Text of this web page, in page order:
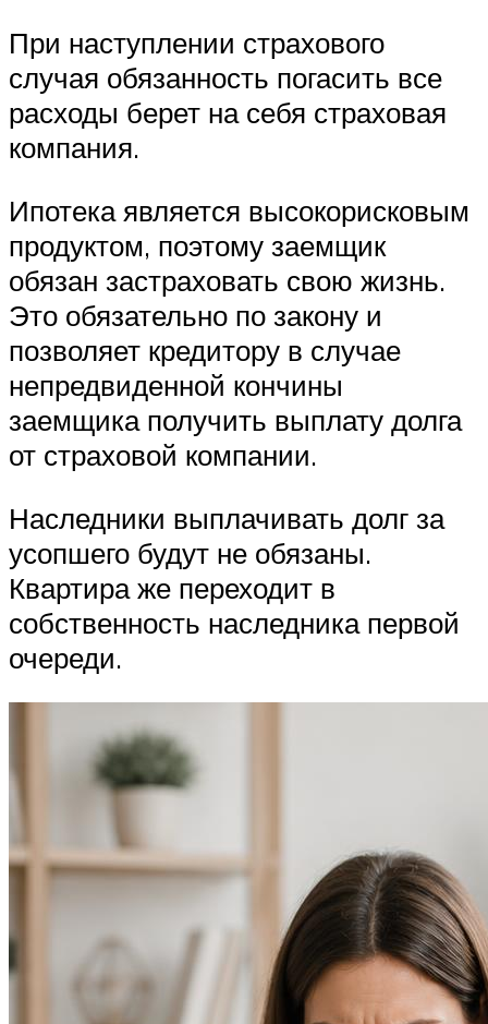
При наступлении страхового
случая обязанность погасить все
расходы берет на себя страховая
компания.
Ипотека является высокорисковым
продуктом, поэтому заемщик
обязан застраховать свою жизнь.
Это обязательно по закону и
позволяет кредитору в случае
непредвиденной кончины
заемщика получить выплату долга
от страховой компании.
Наследники выплачивать долг за
усопшего будут не обязаны.
Квартира же переходит в
собственность наследника первой
очереди.